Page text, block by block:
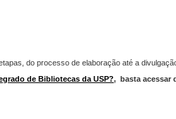
do processo de elaboração até a
de Bibliotecas da USP?, basta acessar